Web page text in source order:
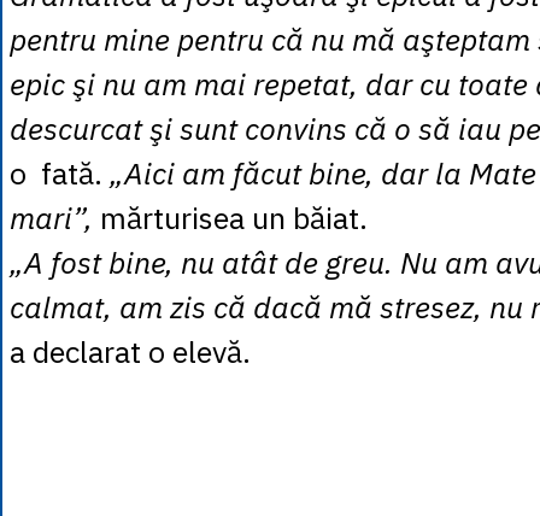
pentru mine pentru că nu mă aşteptam
epic şi nu am mai repetat, dar cu
descurcat şi sunt convins că o să iau
o fată. „Aici am făcut bine, dar la
mari”, mărturisea un băiat.
„A fost bine, nu atât de greu. Nu am
calmat, am zis că dacă mă stresez, nu
a declarat o elevă.